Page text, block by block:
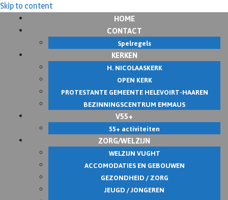
Skip to content
HOME
CONTACT
Spelregels
KERKEN
H. NICOLAASKERK
OPEN KERK
PROTESTANTE GEMEENTE HELEVOIRT-HAAREN
BEZINNINGSCENTRUM EMMAUS
V55+
55+ activiteiten
ZORG/WELZIJN
WELZIJN VUGHT
ACCOMODATIES EN GEBOUWEN
GEZONDHEID / ZORG
JEUGD / JONGEREN